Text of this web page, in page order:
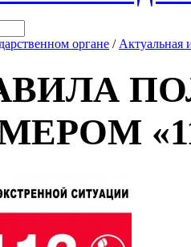
органе / Актуальная